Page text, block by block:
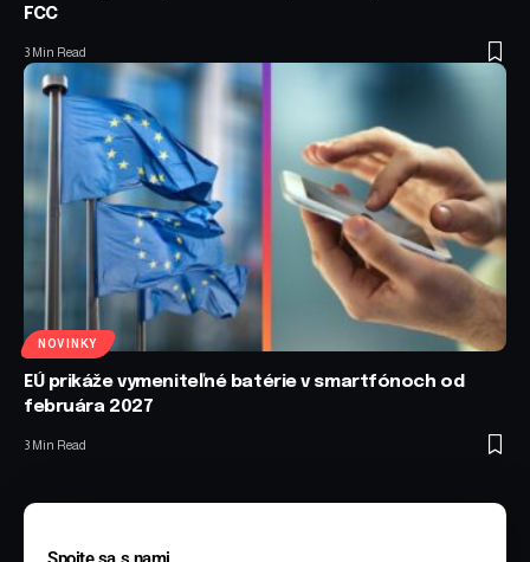
FCC
3 Min Read
NOVINKY
EÚ prikáže vymeniteľné batérie v smartfónoch od
februára 2027
3 Min Read